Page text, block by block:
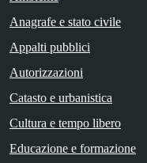
Anagrafe e stato civile
Appalti pubblici
Autorizzazioni
Catasto e urbanistica
Cultura e tempo libero
Educazione e formazione